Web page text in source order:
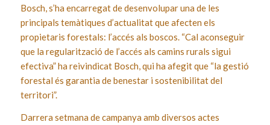
Bosch, s’ha encarregat de desenvolupar una de les
principals temàtiques d’actualitat que afecten els
propietaris forestals: l’accés als boscos. “Cal aconseguir
que la regularització de l’accés als camins rurals sigui
efectiva” ha reivindicat Bosch, qui ha afegit que “la gestió
forestal és garantia de benestar i sostenibilitat del
territori”.
Darrera setmana de campanya amb diversos actes